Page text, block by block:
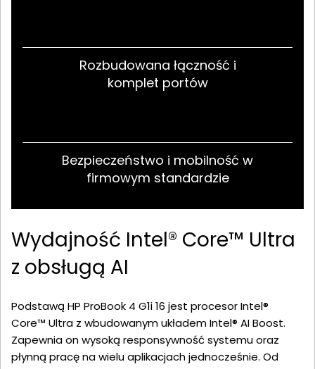
Rozbudowana łączność i
komplet portów
Bezpieczeństwo i mobilność w
firmowym standardzie
Wydajność Intel® Core™ Ultra
z obsługą AI
Podstawą HP ProBook 4 G1i 16 jest procesor Intel®
Core™ Ultra z wbudowanym układem Intel® AI Boost.
Zapewnia on wysoką responsywność systemu oraz
płynną pracę na wielu aplikacjach jednocześnie. Od